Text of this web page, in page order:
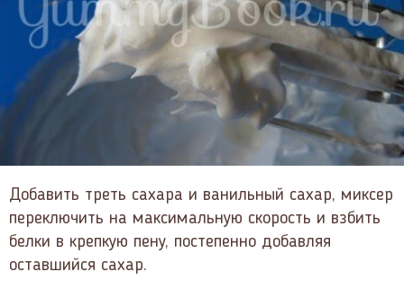
Добавить треть сахара и ванильный сахар, миксер
переключить на максимальную скорость и взбить
белки в крепкую пену, постепенно добавляя
оставшийся сахар.